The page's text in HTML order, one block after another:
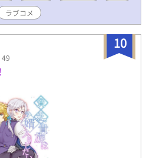
ラブコメ
10
49